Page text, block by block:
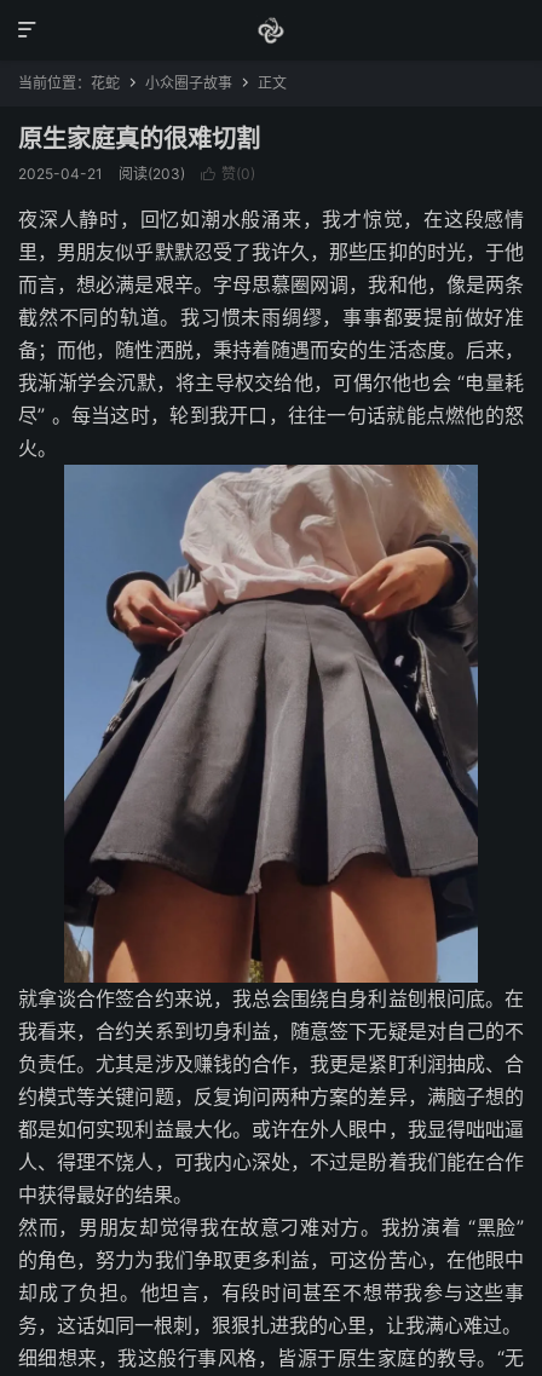

当前位置： 花蛇  小众圈子故事  正文
原生家庭真的很难切割
2025-04-21 阅读(203)  赞(0)
夜深人静时，回忆如潮水般涌来，我才惊觉，在这段感情
里，男朋友似乎默默忍受了我许久，那些压抑的时光，于他
而言，想必满是艰辛。字母思慕圈网调，我和他，像是两条
截然不同的轨道。我习惯未雨绸缪，事事都要提前做好准
备；而他，随性洒脱，秉持着随遇而安的生活态度。后来，
我渐渐学会沉默，将主导权交给他，可偶尔他也会 “电量耗
尽” 。每当这时，轮到我开口，往往一句话就能点燃他的怒
火。
就拿谈合作签合约来说，我总会围绕自身利益刨根问底。在
我看来，合约关系到切身利益，随意签下无疑是对自己的不
负责任。尤其是涉及赚钱的合作，我更是紧盯利润抽成、合
约模式等关键问题，反复询问两种方案的差异，满脑子想的
都是如何实现利益最大化。或许在外人眼中，我显得咄咄逼
人、得理不饶人，可我内心深处，不过是盼着我们能在合作
中获得最好的结果。
然而，男朋友却觉得我在故意刁难对方。我扮演着 “黑脸”
的角色，努力为我们争取更多利益，可这份苦心，在他眼中
却成了负担。他坦言，有段时间甚至不想带我参与这些事
务，这话如同一根刺，狠狠扎进我的心里，让我满心难过。
细细想来，我这般行事风格，皆源于原生家庭的教导。“无